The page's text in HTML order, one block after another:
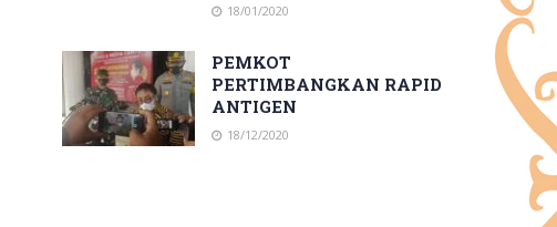
18/01/2020
PEMKOT
PERTIMBANGKAN RAPID
ANTIGEN
18/12/2020